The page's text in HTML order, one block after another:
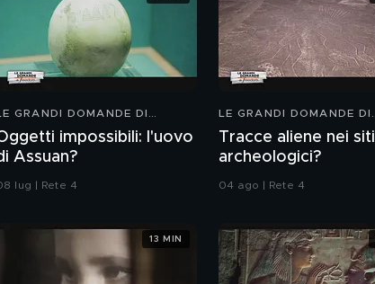
LE GRANDI DOMANDE DI
impossibili: l'uovo
Assuan?
lug | Rete 4
LE GRANDI DOMANDE DI
Tracce aliene nei siti
archeologici?
04 ago | Rete 4
13 MIN